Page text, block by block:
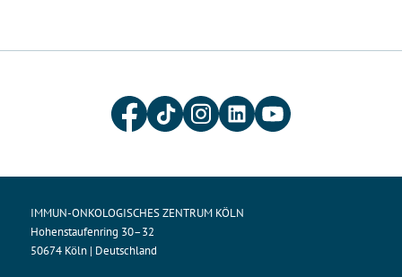
IMMUN-ONKOLOGISCHES ZENTRUM KÖLN
Hohenstaufenring 30–32
50674 Köln | Deutschland